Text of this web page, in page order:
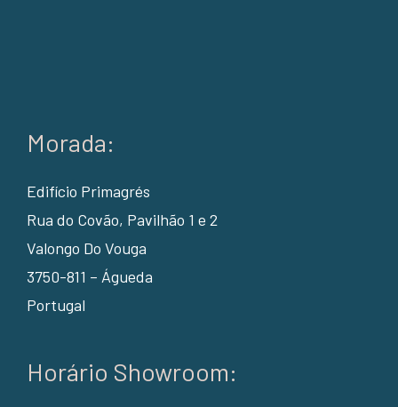
Morada:
Edifício Primagrés
Rua do Covão, Pavilhão 1 e 2
Valongo Do Vouga
3750-811 – Águeda
Portugal
Horário Showroom: